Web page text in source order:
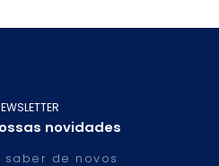
novidades
de novos